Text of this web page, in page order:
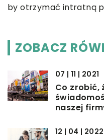
by otrzymać intratną
ZOBACZ
07 | 11 | 2021
Co zrobić,
naszej
12 | 04 | 2022